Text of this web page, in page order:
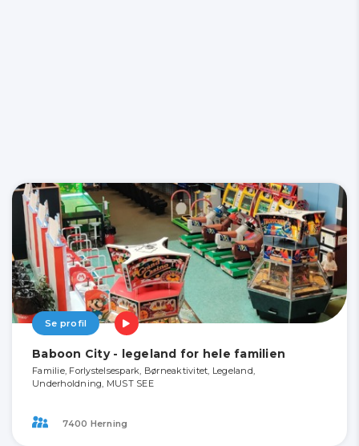
Se profil
Baboon City - legeland for hele familien
Familie, Forlystelsespark, Børneaktivitet, Legeland,
Underholdning, MUST SEE
7400 Herning